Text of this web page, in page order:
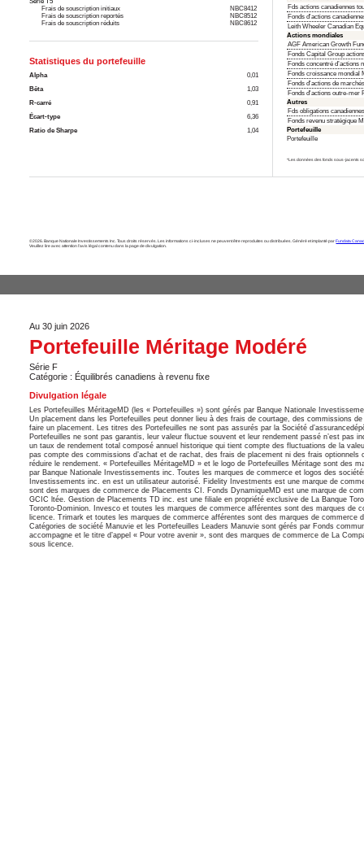
Frais de souscription initiaux
NBC8412
Frais de souscription reportés
NBC8512
Frais de souscription réduits
NBC8612
Statistiques du portefeuille
Alpha
0,01
Bêta
1,03
R-carré
0,91
Écart-type
6,36
Ratio de Sharpe
1,04
Fds actions canadiennes
Fonds d'actions
Leith Wheeler Canadian
Actions mondiales
AGF American Growth
Fonds Capital Group
Fonds concentré d’actions
Fonds croissance mondial
Fonds d'actions de
Fonds d'actions outre-mer
Autres
Fds obligations
Fonds revenu stratégique
Portefeuille
Portefeuille
*Les données des fonds sous-jacents
©2026. Banque Nationale Investissements Inc. Tous droits réservés. Les informations ci-incluses ne peuvent être reproduites ou distribuées. Généré et implanté parFundata
Veuillez lire avec attention l’avis légal contenu dans la page de divulgation.
Au 30 juin 2026
Portefeuille Méritage Modéré
Série F
Catégorie : Équilibrés canadiens à revenu fixe
Divulgation légale
Les Portefeuilles MéritageMD (les « Portefeuilles ») sont gérés par Banque Nationale
Un placement dans les Portefeuilles peut donner lieu à des frais de courtage, des commissions
faire un placement. Les titres des Portefeuilles ne sont pas assurés par la Société
Portefeuilles ne sont pas garantis, leur valeur fluctue souvent et leur rendement passé n’est pas
un taux de rendement total composé annuel historique qui tient compte des fluctuations de la
pas compte des commissions d’achat et de rachat, des frais de placement ni des frais
réduire le rendement. « Portefeuilles MéritageMD » et le logo de Portefeuilles Méritage sont des
par Banque Nationale Investissements inc. Toutes les marques de commerce et logos des
Investissements inc. en est un utilisateur autorisé. Fidelity Investments est une marque de
sont des marques de commerce de Placements CI. Fonds DynamiqueMD est une marque de
GCIC ltée. Gestion de Placements TD inc. est une filiale en propriété exclusive de La Banque
Toronto-Dominion. Invesco et toutes les marques de commerce afférentes sont des marques de
licence. Trimark et toutes les marques de commerce afférentes sont des marques de
Catégories de société Manuvie et les Portefeuilles Leaders Manuvie sont gérés par Fonds
accompagne et le titre d’appel « Pour votre avenir », sont des marques de commerce de La
sous licence.